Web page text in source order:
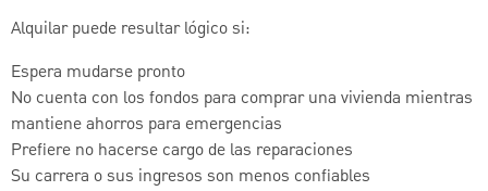
Alquilar puede resultar lógico si:
Espera mudarse pronto
No cuenta con los fondos para comprar una vivienda mientras
mantiene ahorros para emergencias
Prefiere no hacerse cargo de las reparaciones
Su carrera o sus ingresos son menos confiables